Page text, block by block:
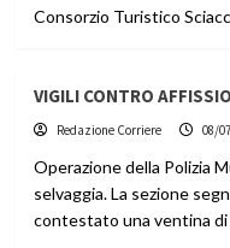
Consorzio Turistico
VIGILI CONTRO
Redazione Corriere 08/
Operazione della Polizia
selvaggia. La sezione
contestato una ventina di